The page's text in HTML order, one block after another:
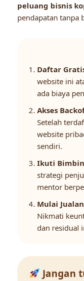
peluang bisnis
pendapatan tanpa
Daftar
website ini
ada biaya
Akses
Setelah
website
sendiri.
Ikuti
strategi
mentor
Mulai
Nikmati
dan residual
Jangan